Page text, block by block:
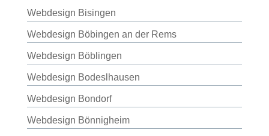
Webdesign Bisingen
Webdesign Böbingen an der Rems
Webdesign Böblingen
Webdesign Bodeslhausen
Webdesign Bondorf
Webdesign Bönnigheim